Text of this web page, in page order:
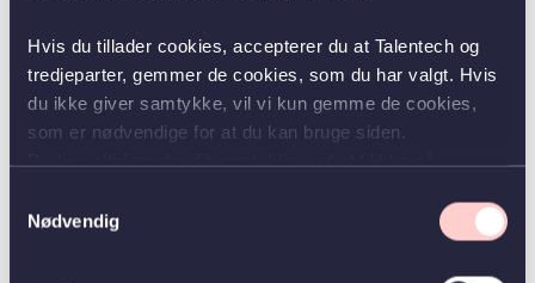
Hvis du tillader cookies, accepterer du at Talentech og
tredjeparter, gemmer de cookies, som du har valgt. Hvis
du ikke giver samtykke, vil vi kun gemme de cookies,
som er nødvendige for at du kan bruge siden.
Nødvendig